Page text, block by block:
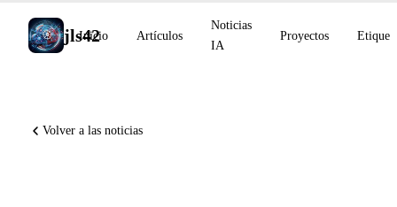
jls42
Inicio Artículos
Noticias
IA
Proyectos
Volver a las noticias